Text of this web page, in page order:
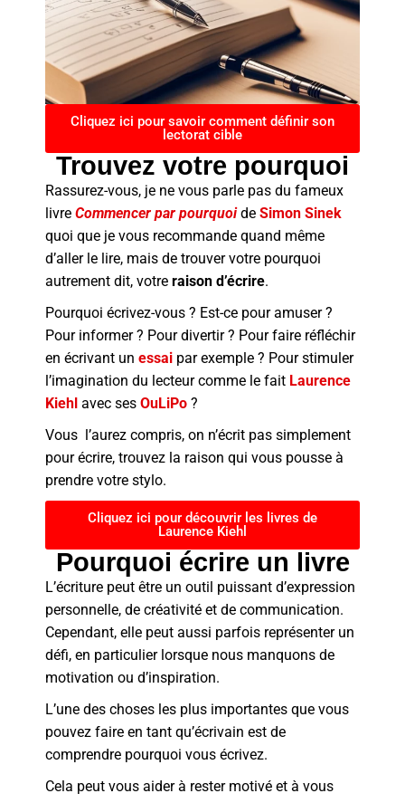
Cliquez ici pour savoir comment définir son
lectorat cible
Trouvez votre pourquoi
Rassurez-vous, je ne vous parle pas du fameux
livre Commencer par pourquoi de Simon Sinek
quoi que je vous recommande quand même
d’aller le lire, mais de trouver votre pourquoi
autrement dit, votre raison d’écrire.
Pourquoi écrivez-vous ? Est-ce pour amuser ?
Pour informer ? Pour divertir ? Pour faire réfléchir
en écrivant un essai par exemple ? Pour stimuler
l’imagination du lecteur comme le fait Laurence
Kiehl avec ses OuLiPo ?
Vous l’aurez compris, on n’écrit pas simplement
pour écrire, trouvez la raison qui vous pousse à
prendre votre stylo.
Cliquez ici pour découvrir les livres de
Laurence Kiehl
Pourquoi écrire un livre
L’écriture peut être un outil puissant d’expression
personnelle, de créativité et de communication.
Cependant, elle peut aussi parfois représenter un
défi, en particulier lorsque nous manquons de
motivation ou d’inspiration.
L’une des choses les plus importantes que vous
pouvez faire en tant qu’écrivain est de
comprendre pourquoi vous écrivez.
Cela peut vous aider à rester motivé et à vous